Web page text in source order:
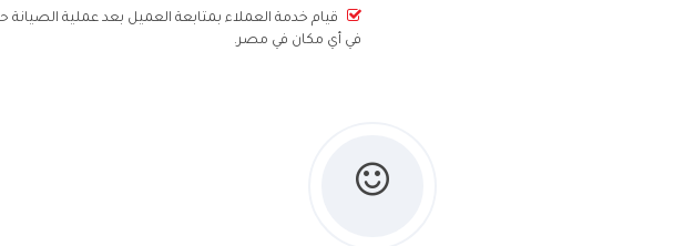
قيام خدمة العملاء بمتابعة العميل بعد عملية
في أي مكان في مصر.